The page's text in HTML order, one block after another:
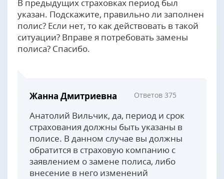
В предыдущих страховках период был
указан. Подскажите, правильно ли заполнен
полис? Если нет, то как действовать в такой
ситуации? Вправе я потребовать замены
полиса? Спасибо.
Жанна Дмитриевна Ответов 375
Анатолий Вильчик, да, период и срок
страхования должны быть указаны в
полисе. В данном случае вы должны
обратится в страховую компанию с
заявлением о замене полиса, либо
внесение в него изменений